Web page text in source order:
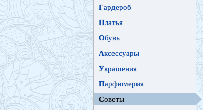
Гардероб
Платья
Обувь
Аксессуары
Украшения
Парфюмерия
Советы